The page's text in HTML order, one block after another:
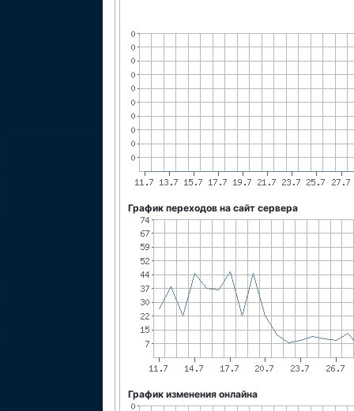
График переходов на сайт сервера
График изменения онлайна